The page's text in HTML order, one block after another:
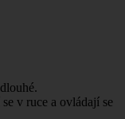
v ruce a ovládají se